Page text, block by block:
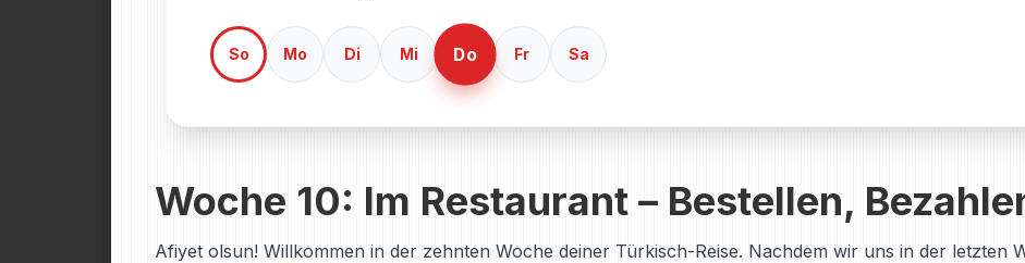
So Mo Di Mi Do Fr Sa
Woche 10: Im Restaurant – Bestellen,
Afiyet olsun! Willkommen in der zehnten Woche deiner Türkisch-Reise. Nachdem wir uns in der letzten